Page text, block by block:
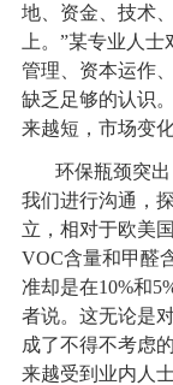
地、资金、技术
上。”某专业人
管理、资本运作
缺乏足够的认识
来越短，市场变
环保瓶颈突
我们进行沟通，
立，相对于欧美
VOC含量和甲醛
准却是在10%和
者说。这无论是
成了不得不考虑
来越受到业内人